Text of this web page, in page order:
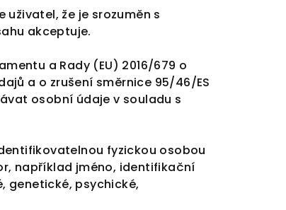
že je srozuměn s
akceptuje.
a Rady (EU) 2016/679 o
a o zrušení směrnice 95/46/ES
osobní údaje v souladu s
fyzickou osobou
například jméno, identifikační
genetické, psychické,